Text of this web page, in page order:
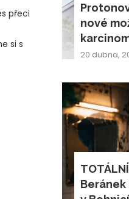
přeci
si s
nové
20 dubna,